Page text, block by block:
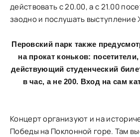
действовать с 20.00, а с 21.00
заодно и послушать
Перовский парк также
на прокат коньков:
действующий студенческий
в час, а не 200. Вход на сам
Концерт организуют и на
Победы на Поклонной горе. Там